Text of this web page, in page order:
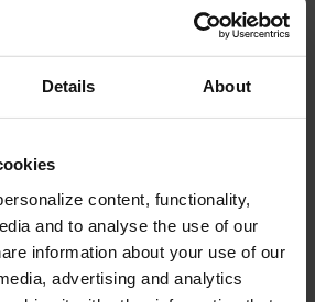
Details About
content, functionality,
and to analyse the use of our
information about your use of our
advertising and analytics